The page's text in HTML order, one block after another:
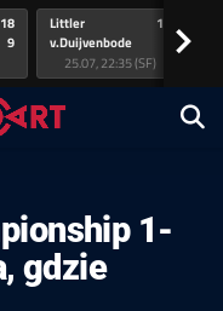
18
9
Littler
v.Duijvenbode
17
25.07, 22:35 (SF)
>
1-
gdzie